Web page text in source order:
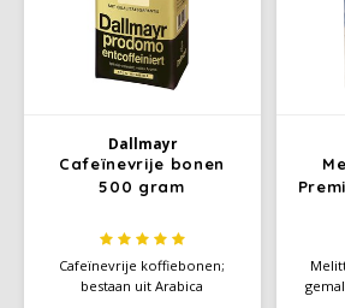
Dallmayr
Cafeïnevrije bonen
500 gram
Cafeïnevrije koffiebonen;
bestaan uit Arabica